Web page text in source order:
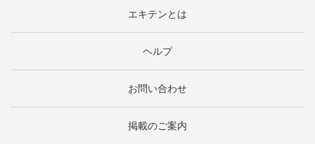
エキテンとは
ヘルプ
お問い合わせ
掲載のご案内